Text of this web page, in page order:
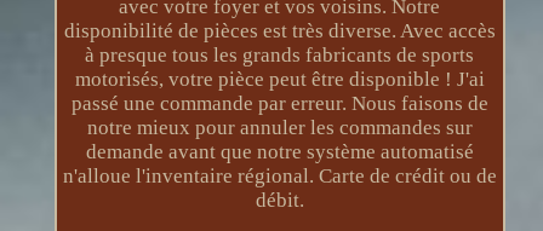
avec votre foyer et vos voisins. Notre
disponibilité de pièces est très diverse. Avec accès
à presque tous les grands fabricants de sports
motorisés, votre pièce peut être disponible ! J'ai
passé une commande par erreur. Nous faisons de
notre mieux pour annuler les commandes sur
demande avant que notre système automatisé
n'alloue l'inventaire régional. Carte de crédit ou de
débit.